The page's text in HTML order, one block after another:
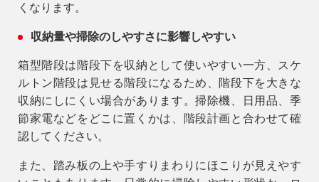
くなります。
収納量や掃除のしやすさに影響しやすい
箱型階段は階段下を収納として使いやすい一方、スケ
ルトン階段は見せる階段になるため、階段下を大きな
収納にしにくい場合があります。掃除機、日用品、季
節家電などをどこに置くかは、階段計画と合わせて確
認してください。
また、踏み板の上や手すりまわりにほこりが見えやす